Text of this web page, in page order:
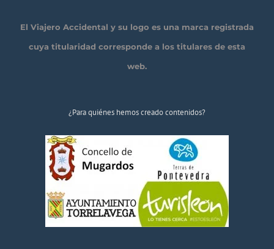
El Viajero Accidental y su logo es una marca registrada
cuya titularidad corresponde a los titulares de esta
web.
¿Para quiénes hemos creado contenidos?